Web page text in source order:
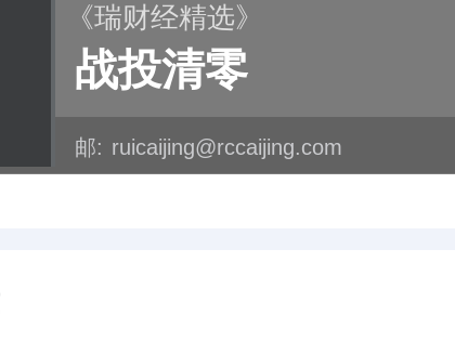
《瑞财经精选》
战投清零
邮: ruicaijing@rccaijing.com